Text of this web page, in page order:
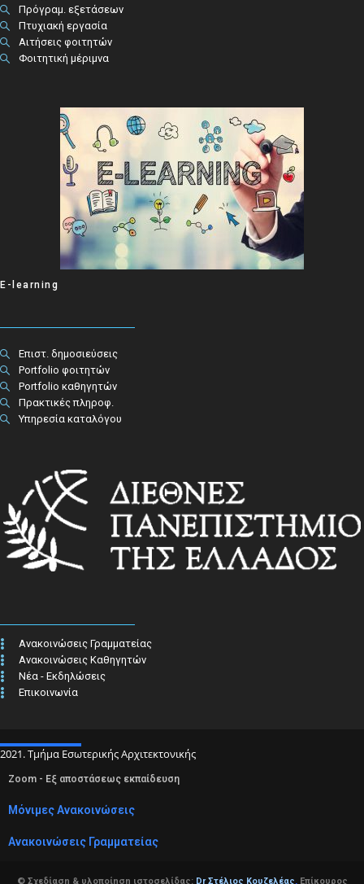
Πρόγραμ. εξετάσεων
Πτυχιακή εργασία
Αιτήσεις φοιτητών
Φοιτητική μέριμνα
E-learning
Επιστ. δημοσιεύσεις
Portfolio φοιτητών
Portfolio καθηγητών
Πρακτικές πληροφ.​
Υπηρεσία καταλόγου
Ανακοινώσεις Γραμματείας
Ανακοινώσεις Καθηγητών
Νέα - Εκδηλώσεις
Επικοινωνία
2021. Τμήμα Εσωτερικής Αρχιτεκτονικής
Zoom - Εξ αποστάσεως εκπαίδευση
Μόνιμες Ανακοινώσεις
Ανακοινώσεις Γραμματείας
© Σχεδίαση & υλοποίηση ιστοσελίδας: Dr Στέλιος Κουζελέας,Επίκουρος